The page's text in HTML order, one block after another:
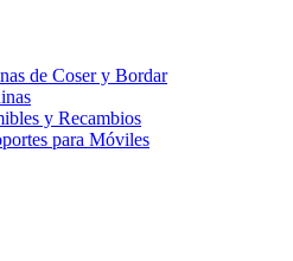
de Coser y Bordar
y Recambios
para Móviles